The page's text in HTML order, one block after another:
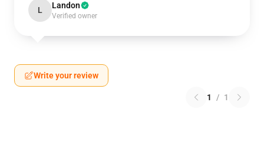
L Landon
Verified owner
Write your review
1 / 1